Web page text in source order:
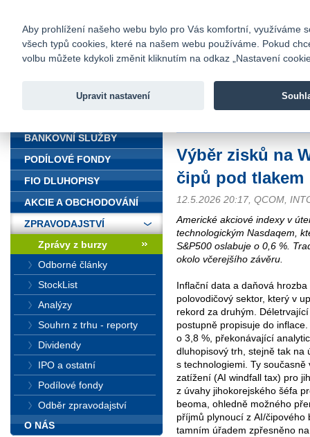
Fio banka
Fio banka
Výběr zisků na
čipů pod tlakem
12.5.2026 20:17, QCOM,
Americké akciové indexy v
technologickým Nasdaqem,
S&P500 oslabuje o 0,6 %.
okolo včerejšího závěru.
Inflační data a daňová
polovodičový sektor, který v
rekord za druhým.
postupně propisuje do inflace.
o 3,8 %, překonávající
dluhopisový trh, stejně tak na
s technologiemi. Ty
zatížení (AI windfall tax) pro
z úvahy jihokorejského šéfa
beoma, ohledně možného
příjmů plynoucí z AI/čipového
tamním úřadem zpřesněno
BANKOVNÍ SLUŽBY
PODÍLOVÉ FONDY
FIO DLUHOPISY
AKCIE A OBCHODOVÁNÍ
ZPRAVODAJSTVÍ
Zprávy z burzy
Odborné články
StockList
Analýzy
Souhrn z trhu - reporty
Dividendy
IPO a ostatní
Podílové fondy
Odběr zpravodajství
O NÁS
Aby prohlížení našeho webu bylo pro Vás komfortní, využíváme
všech typů cookies, které na našem webu používáme. Pokud
volbu můžete kdykoli změnit kliknutím na odkaz „Nastavení
Upravit nastavení